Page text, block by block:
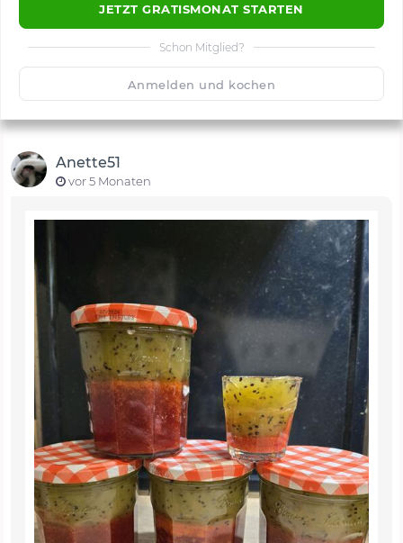
JETZT GRATISMONAT STARTEN
Schon Mitglied?
Anmelden und kochen
🙂 1500 Speichern
Anette51
vor 5 Monaten